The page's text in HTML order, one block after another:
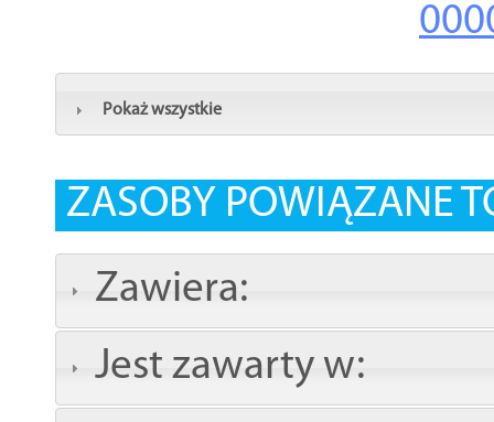
Pokaż wszystkie
ZASOBY POWIĄZANE
Zawiera:
Jest zawarty w: